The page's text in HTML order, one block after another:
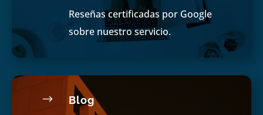
Reseñas certificadas por Google
sobre nuestro servicio.
$ Blog